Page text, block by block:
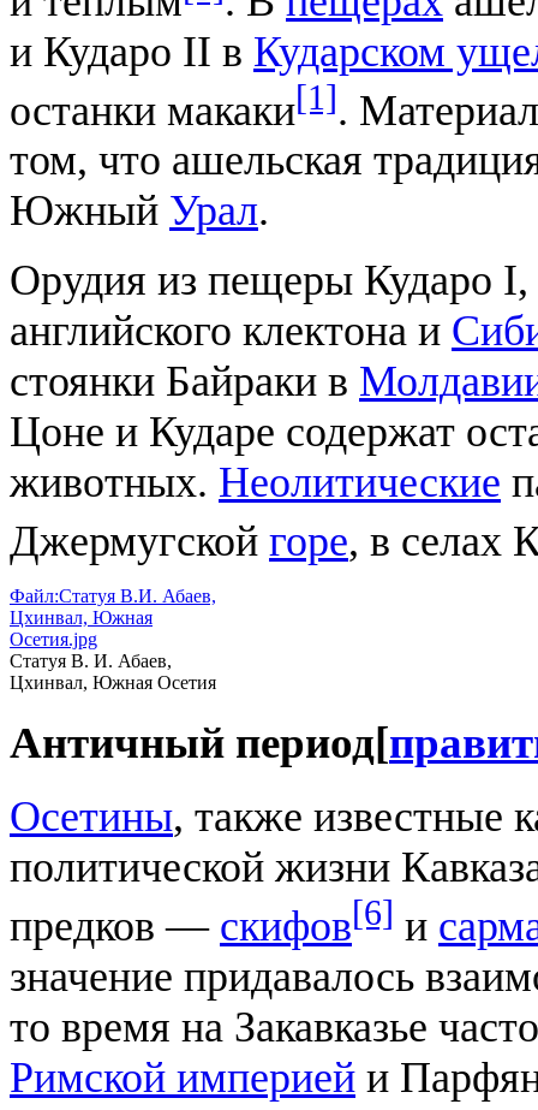
и Кударо II в Кударском
останки макаки[1].
том, что ашельская
Южный Урал.
Орудия из пещеры Кударо
английского клектона и
стоянки Байраки в
Цоне и Кударе содержат
животных. Неолитические
Джермугской горе, в селах
Файл:Статуя В.И. Абаев,
Цхинвал, Южная
Осетия.jpg
Статуя В. И. Абаев,
Цхинвал, Южная Осетия
Античный период[
Осетины, также известные
политической жизни
предков — скифов[6] и
значение придавалось
то время на Закавказье
Римской империей и